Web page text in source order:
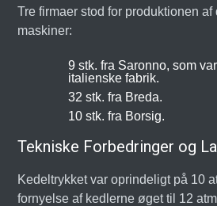
Tre firmaer stod for produktionen af
maskiner:
9 stk. fra Saronno, som
italienske fabrik.
32 stk. fra Breda.
10 stk. fra Borsig.
Tekniske Forbedringer og
Kedeltrykket var oprindeligt på 10
fornyelse af kedlerne øget til 12